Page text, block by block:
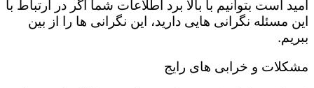
امید است بتوانیم با بالا برد اطلاعات شما اگر در ارتباط با
این مسئله نگرانی هایی دارید، این نگرانی ها را از بین
ببریم.
مشکلات و خرابی های رایج